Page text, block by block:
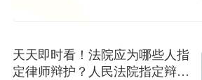
天天即时看！法院应为哪些人指
定律师辩护？人民法院指定辩护